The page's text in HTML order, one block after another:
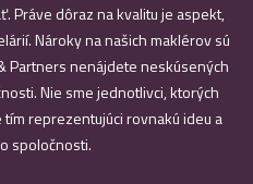
Práve dôraz na kvalitu je aspekt,
Nároky na našich maklérov sú
Partners nenájdete neskúsených
Nie sme jednotlivci, ktorých
reprezentujúci rovnakú ideu a
spoločnosti.